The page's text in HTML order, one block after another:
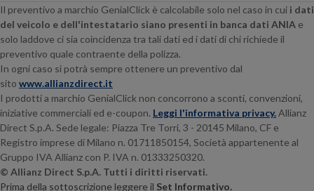
Il preventivo a marchio GenialClick è calcolabile solo nel caso in cui i dati
del veicolo e dell'intestatario siano presenti in banca dati ANIA e
solo laddove ci sia coincidenza tra tali dati ed i dati di chi richiede il
preventivo quale contraente della polizza.
In ogni caso si potrà sempre ottenere un preventivo dal
sito www.allianzdirect.it
I prodotti a marchio GenialClick non concorrono a sconti, convenzioni,
iniziative commerciali ed e-coupon. Leggi l'informativa privacy.Allianz
Direct S.p.A. Sede legale: Piazza Tre Torri, 3 - 20145 Milano, CF e
Registro imprese di Milano n. 01711850154, Società appartenente al
Gruppo IVA Allianz con P. IVA n. 01333250320.
© Allianz Direct S.p.A. Tutti i diritti riservati.
Prima della sottoscrizione leggere il Set Informativo.